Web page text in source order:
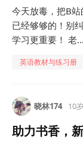
今天放毒，把B
已经够够的！别
学习更重要！ 老...
英语教材与练习册
晓林174 10岁
助力书香，